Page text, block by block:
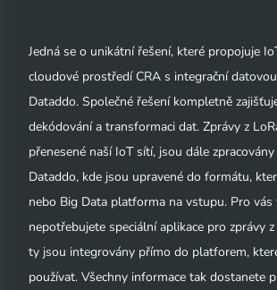
Jedná se o unikátní řešení, které propojuje
cloudové prostředí CRA s integrační
Dataddo. Společné řešení kompletně
dekódování a transformaci dat. Zprávy z
přenesené naší IoT sítí, jsou dále
Dataddo, kde jsou upravené do formátu,
nebo Big Data platforma na vstupu. Pro vás
nepotřebujete speciální aplikace pro zprávy
ty jsou integrovány přímo do platforem,
používat. Všechny informace tak dostanete